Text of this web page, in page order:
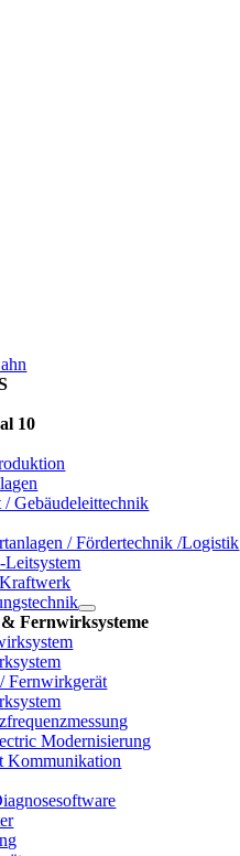
10
/ Gebäudeleittechnik
/ Fördertechnik /Logistik
Leitsystem
Fernwirksysteme
Fernwirkgerät
Modernisierung
Kommunikation